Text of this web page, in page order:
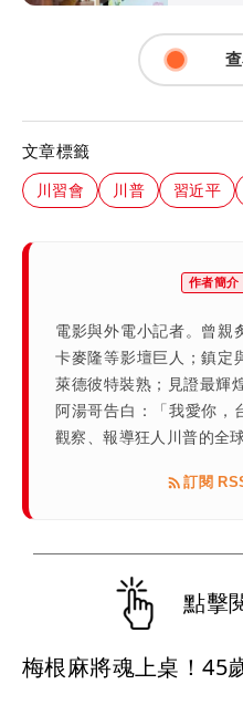
文章標籤
川習會 川普 習近平
作者簡介
電影與外電小記者。曾親
卡麥隆等影壇巨人；鎮定
萊德彼特裝熟；見證最輝
阿湯哥告白：「我愛你，
觀察、報導狂人川普的全
訂閱
點擊